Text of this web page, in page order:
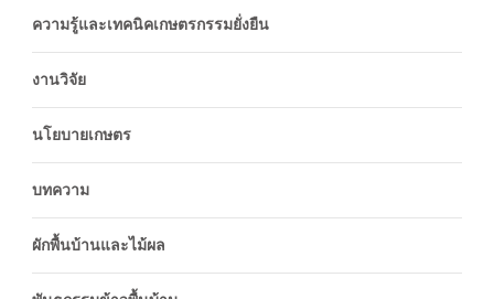
ความรู้และเทคนิคเกษตรกรรมยั่งยืน
งานวิจัย
นโยบายเกษตร
บทความ
ผักพื้นบ้านและไม้ผล